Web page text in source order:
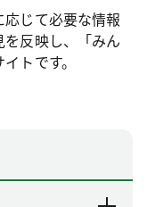
じて必要な情報
反映し、「みん
トです。